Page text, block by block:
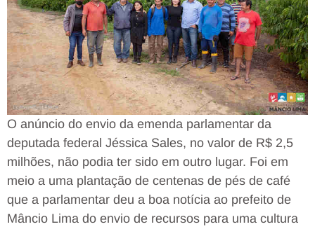
O anúncio do envio da emenda parlamentar da
deputada federal Jéssica Sales, no valor de R$ 2,5
milhões, não podia ter sido em outro lugar. Foi em
meio a uma plantação de centenas de pés de café
que a parlamentar deu a boa notícia ao prefeito de
Mâncio Lima do envio de recursos para uma cultura